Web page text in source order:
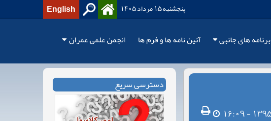
English پنجشنبه 15 مرداد 1405
برنامه های جانبی آئین نامه ها و فرم ها انجمن علمی عمران
دسترسی سریع